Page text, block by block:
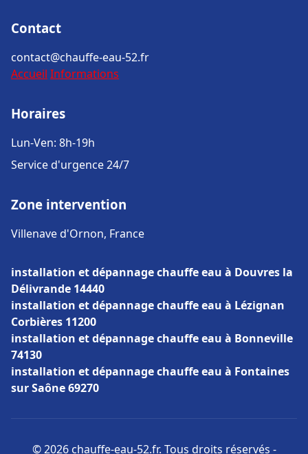
Contact
contact@chauffe-eau-52.fr
Accueil Informations
Horaires
Lun-Ven: 8h-19h
Service d'urgence 24/7
Zone intervention
Villenave d'Ornon, France
installation et dépannage chauffe eau à Douvres la
Délivrande 14440
installation et dépannage chauffe eau à Lézignan
Corbières 11200
installation et dépannage chauffe eau à Bonneville
74130
installation et dépannage chauffe eau à Fontaines
sur Saône 69270
© 2026 chauffe-eau-52.fr. Tous droits réservés -